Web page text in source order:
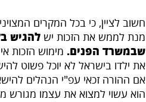
חשוב לציין, כי בכל המקרים
מנת לממש את הזכות יש להגיש
שבמשרד הפנים.
את ילדו בישראל לא יוכל פשוט
אם ההורה זכאי עפ"י הנהלים
הוא עשוי למצוא את עצמו מגורש